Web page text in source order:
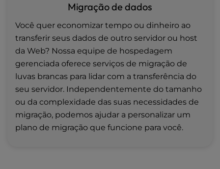
Migração de dados
Você quer economizar tempo ou dinheiro ao
transferir seus dados de outro servidor ou host
da Web? Nossa equipe de hospedagem
gerenciada oferece serviços de migração de
luvas brancas para lidar com a transferência do
seu servidor. Independentemente do tamanho
ou da complexidade das suas necessidades de
migração, podemos ajudar a personalizar um
plano de migração que funcione para você.